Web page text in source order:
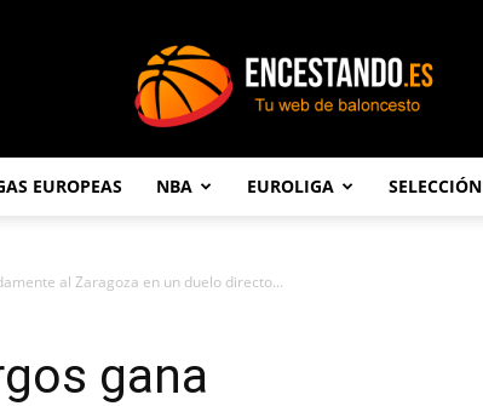
EUROPEAS NBA EUROLIGA SELECCIÓN
al Zaragoza en un duelo directo...
gana